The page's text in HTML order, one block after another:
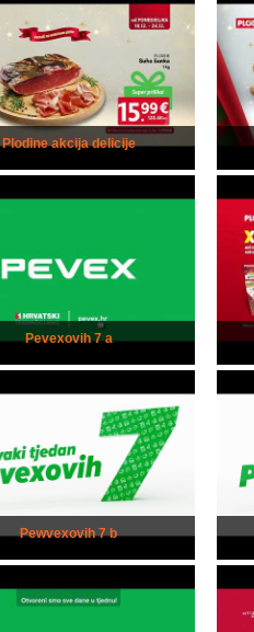
Plodine akcija delicije
Pevexovih 7 a
Pewvexovih 7 b